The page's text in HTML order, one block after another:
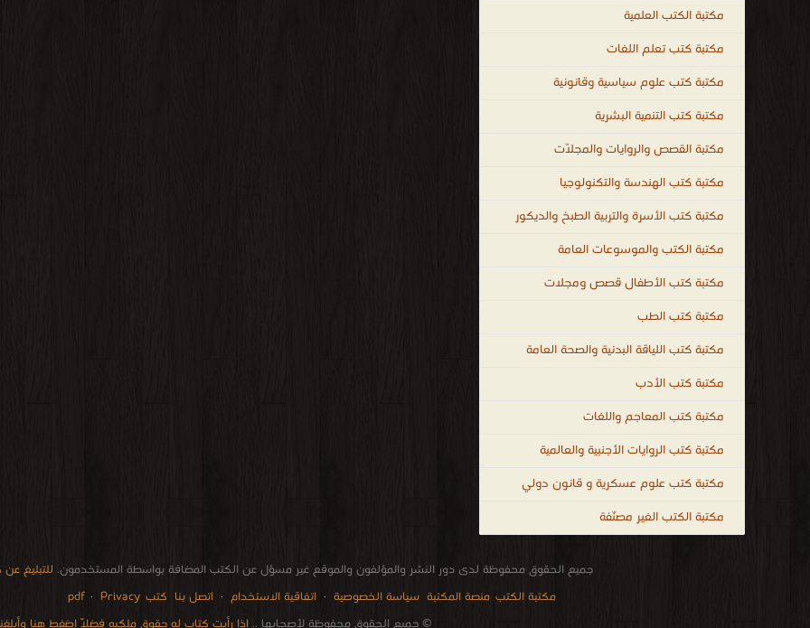
مكتبة الكتب العلمية
مكتبة كتب تعلم اللغات
مكتبة كتب علوم سياسية وقانونية
مكتبة كتب التنمية البشرية
مكتبة القصص والروايات والمجلّات
مكتبة كتب الهندسة والتكنولوجيا
مكتبة كتب الأسرة والتربية الطبخ والديكور
مكتبة الكتب والموسوعات العامة
مكتبة كتب الأطفال قصص ومجلات
مكتبة كتب الطب
مكتبة كتب اللياقة البدنية والصحة العامة
مكتبة كتب الأدب
مكتبة كتب المعاجم واللغات
مكتبة كتب الروايات الأجنبية والعالمية
مكتبة كتب علوم عسكرية و قانون دولي
مكتبة الكتب الغير مصنّفة
جميع الحقوق محفوظة لدى دور النشر والمؤلفون والموقع غير مسؤل عن الكتب المضافة بواسطة المستخدمون. للتبليغ
مكتبة الكتب منصة المكتبة سياسة الخصوصية · اتفاقية الاستخدام · اتصل بنا كتب pdf · Privacy